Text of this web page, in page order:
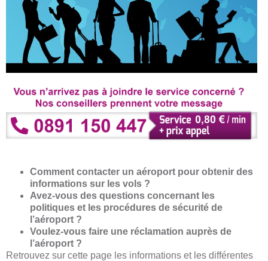
Comment contacter un aéroport pour obtenir des
informations sur les vols ?
Avez-vous des questions concernant les
politiques et les procédures de sécurité de
l’aéroport ?
Voulez-vous faire une réclamation auprès de
l’aéroport ?
Retrouvez sur cette page les informations et les différentes